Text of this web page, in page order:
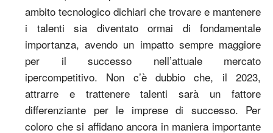
ambito tecnologico dichiari che trovare e mantenere
i talenti sia diventato ormai di fondamentale
importanza, avendo un impatto sempre maggiore
per il successo nell’attuale mercato
ipercompetitivo. Non c’è dubbio che, il 2023,
attrarre e trattenere talenti sarà un fattore
differenziante per le imprese di successo. Per
coloro che si affidano ancora in maniera importante